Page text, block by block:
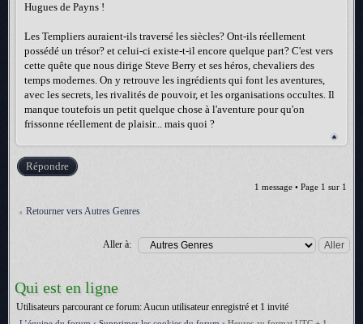
Hugues de Payns !
Les Templiers auraient-ils traversé les siècles? Ont-ils réellement
possédé un trésor? et celui-ci existe-t-il encore quelque part? C'est vers
cette quête que nous dirige Steve Berry et ses héros, chevaliers des
temps modernes. On y retrouve les ingrédients qui font les aventures,
avec les secrets, les rivalités de pouvoir, et les organisations occultes. Il
manque toutefois un petit quelque chose à l'aventure pour qu'on
frissonne réellement de plaisir... mais quoi ?
Répondre
1 message • Page 1 sur 1
Retourner vers Autres Genres
Aller à:
Qui est en ligne
Utilisateurs parcourant ce forum: Aucun utilisateur enregistré et 1 invité